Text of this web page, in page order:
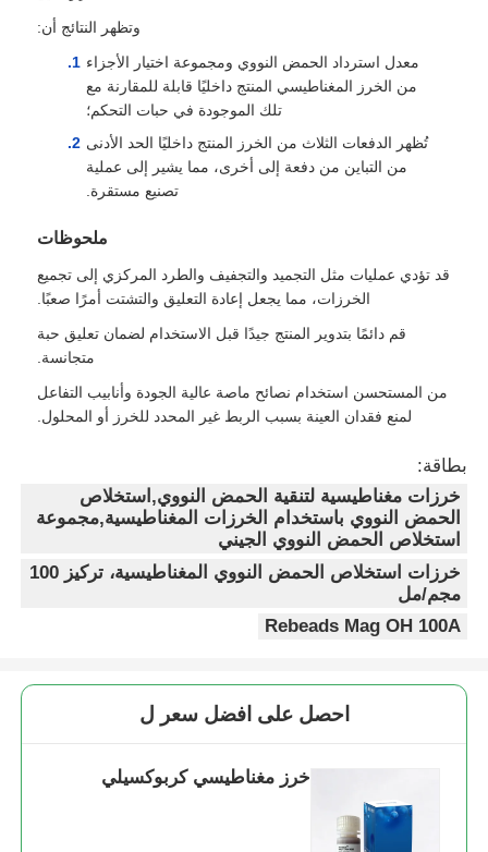
وتظهر النتائج أن:
معدل استرداد الحمض النووي ومجموعة اختيار الأجزاء
من الخرز المغناطيسي المنتج داخليًا قابلة للمقارنة مع
تلك الموجودة في حبات التحكم؛
تُظهر الدفعات الثلاث من الخرز المنتج داخليًا الحد الأدنى
من التباين من دفعة إلى أخرى، مما يشير إلى عملية
تصنيع مستقرة.
ملحوظات
قد تؤدي عمليات مثل التجميد والتجفيف والطرد المركزي إلى تجميع
الخرزات، مما يجعل إعادة التعليق والتشتت أمرًا صعبًا.
قم دائمًا بتدوير المنتج جيدًا قبل الاستخدام لضمان تعليق حبة
متجانسة.
من المستحسن استخدام نصائح ماصة عالية الجودة وأنابيب التفاعل
لمنع فقدان العينة بسبب الربط غير المحدد للخرز أو المحلول.
بطاقة:
خرزات مغناطيسية لتنقية الحمض النووي,استخلاص
الحمض النووي باستخدام الخرزات المغناطيسية,مجموعة
استخلاص الحمض النووي الجيني
خرزات استخلاص الحمض النووي المغناطيسية، تركيز 100
مجم/مل
Rebeads Mag OH 100A
احصل على افضل سعر ل
خرز مغناطيسي كربوكسيلي